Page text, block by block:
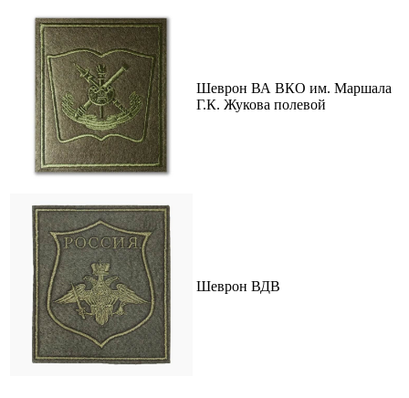
Шеврон ВА ВКО им. Маршала
Г.К. Жукова полевой
Шеврон ВДВ